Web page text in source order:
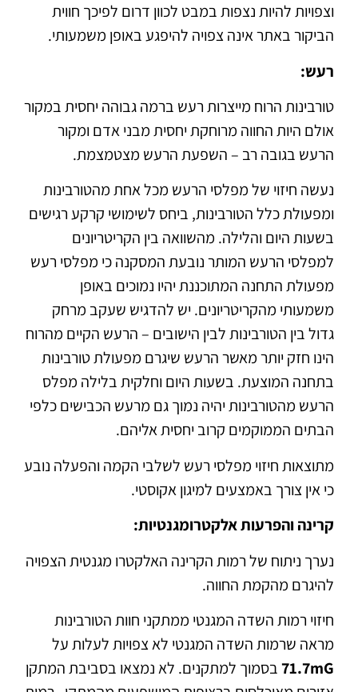
וצפויות להיות נצפות במבט לכוון דרום לפיכך חווית
הביקור באתר אינה צפויה להיפגע באופן משמעותי.
רעש:
טורבינות הרוח מייצרות רעש ברמה גבוהה יחסית במקור
אולם היות החווה מרוחקת יחסית מבני אדם ומקור
הרעש בגובה רב – השפעת הרעש מצטמצמת.
נעשה חיזוי של מפלסי הרעש מכל אחת מהטורבינות
ומפעולת כלל הטורבינות, ביחס לשימושי קרקע רגישים
בשעות היום והלילה. מהשוואה בין הקריטריונים
למפלסי הרעש המותר נובעת המסקנה כי מפלסי רעש
מפעולת התחנה המתוכננת יהיו נמוכים באופן
משמעותי מהקריטריונים. יש להדגיש שעקב מרחק
גדול בין הטורבינות לבין הישובים – הרעש הקיים מהרוח
הינו חזק יותר מאשר הרעש שיגרם מפעולת טורבינות
בתחנה המוצעת. בשעות היום וחלקית בלילה מפלס
הרעש מהטורבינות יהיה נמוך גם מרעש הכבישים כלפי
הבתים הממוקמים קרוב יחסית אליהם.
מתוצאות חיזוי מפלסי רעש לשלבי הקמה והפעלה נובע
כי אין צורך באמצעים למיגון אקוסטי.
קרינה והפרעות אלקטרומגנטיות:
נערך ניתוח של רמות הקרינה האלקטרו מגנטית הצפויה
להיגרם מהקמת החווה.
חיזוי רמות השדה המגנטי ממתקני חוות הטורבינות
מראה שרמות השדה המגנטי לא צפויות לעלות על
71.7mGבסמוך למתקנים. לא נמצאו בסביבת המתקן